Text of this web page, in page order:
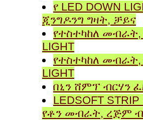
የ LED DOWN
ጂንግዶንግ ግዛት, ቻይና
የተስተካከለ መብራት,
LIGHT
የተስተካከለ መብራት,
LIGHT
በኒን ሸምፕ ብርሃን
LEDSOFT
የቶን መብራት, ረጅም